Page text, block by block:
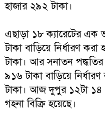
হাজার ২৯২ টাকা।
এছাড়া ১৮ ক্যারেটের এক
টাকা বাড়িয়ে নির্ধারণ
টাকা। আর সনাতন পদ্ধতির
৯১৬ টাকা বাড়িয়ে
টাকা। আজ দুপুর ১২টা ১৪
গহনা বিক্রি হয়েছে।